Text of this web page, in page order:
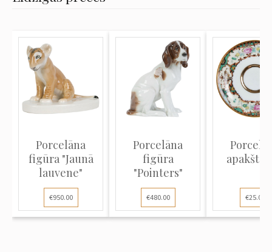
Porcelāna
figūra "Jaunā
lauvene"
€950.00
Porcelāna
figūra
"Pointers"
€480.00 €25.00